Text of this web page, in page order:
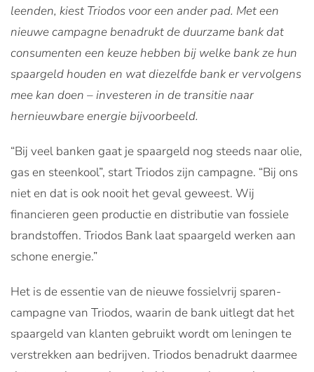
leenden, kiest Triodos voor een ander pad. Met een
nieuwe campagne benadrukt de duurzame bank dat
consumenten een keuze hebben bij welke bank ze hun
spaargeld houden en wat diezelfde bank er vervolgens
mee kan doen – investeren in de transitie naar
hernieuwbare energie bijvoorbeeld.
“Bij veel banken gaat je spaargeld nog steeds naar olie,
gas en steenkool”, start Triodos zijn campagne. “Bij ons
niet en dat is ook nooit het geval geweest. Wij
financieren geen productie en distributie van fossiele
brandstoffen. Triodos Bank laat spaargeld werken aan
schone energie.”
Het is de essentie van de nieuwe fossielvrij sparen-
campagne van Triodos, waarin de bank uitlegt dat het
spaargeld van klanten gebruikt wordt om leningen te
verstrekken aan bedrijven. Triodos benadrukt daarmee